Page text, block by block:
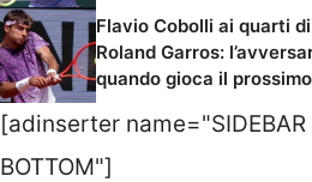
Flavio Cobolli ai quarti
Roland Garros:
quando gioca il
[adinserter name="SIDEBAR
BOTTOM"]